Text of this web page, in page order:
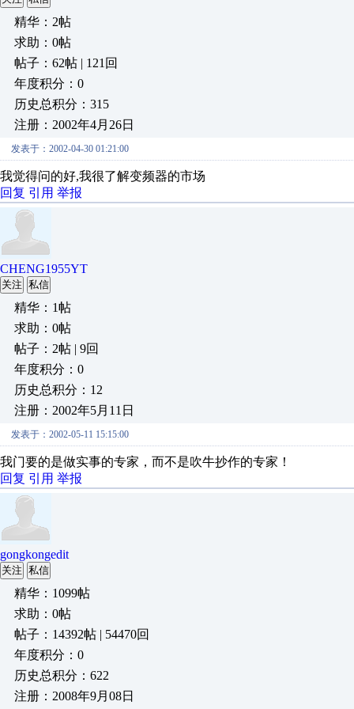
精华：2帖
求助：0帖
帖子：62帖 | 121回
年度积分：0
历史总积分：315
注册：2002年4月26日
发表于：2002-04-30 01:21:00
我觉得问的好,我很了解变频器的市场
回复 引用 举报
CHENG1955YT
关注 私信
精华：1帖
求助：0帖
帖子：2帖 | 9回
年度积分：0
历史总积分：12
注册：2002年5月11日
发表于：2002-05-11 15:15:00
我门要的是做实事的专家，而不是吹牛抄作的专家！
回复 引用 举报
gongkongedit
关注 私信
精华：1099帖
求助：0帖
帖子：14392帖 | 54470回
年度积分：0
历史总积分：622
注册：2008年9月08日